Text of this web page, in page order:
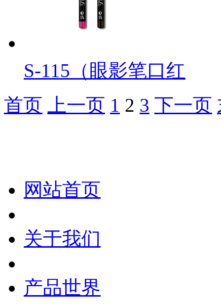
S-115（眼影笔口红
首页
上一页 1 2 3 下一页
网站首页
关于我们
产品世界